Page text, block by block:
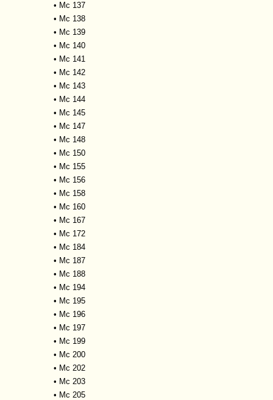
• Mc 137
• Mc 138
• Mc 139
• Mc 140
• Mc 141
• Mc 142
• Mc 143
• Mc 144
• Mc 145
• Mc 147
• Mc 148
• Mc 150
• Mc 155
• Mc 156
• Mc 158
• Mc 160
• Mc 167
• Mc 172
• Mc 184
• Mc 187
• Mc 188
• Mc 194
• Mc 195
• Mc 196
• Mc 197
• Mc 199
• Mc 200
• Mc 202
• Mc 203
• Mc 205